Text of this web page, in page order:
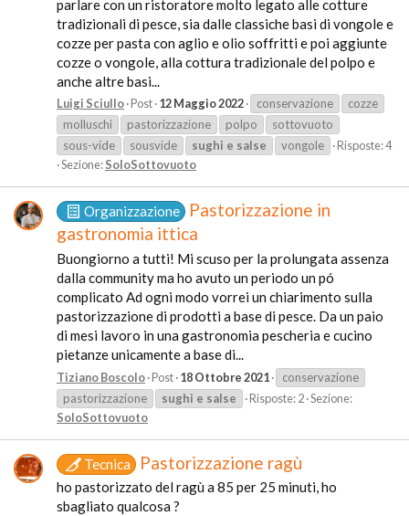
parlare con un ristoratore molto legato alle cotture
tradizionali di pesce, sia dalle classiche basi di vongole e
cozze per pasta con aglio e olio soffritti e poi aggiunte
cozze o vongole, alla cottura tradizionale del polpo e
anche altre basi...
Luigi Sciullo Post 12 Maggio 2022 conservazione
cozze
molluschi
pastorizzazione polpo
sottovuoto
sous-vide
sousvide sughi e salse vongole
Risposte: 4
Sezione:SoloSottovuoto
Organizzazione
Pastorizzazione in
gastronomia ittica
Buongiorno a tutti! Mi scuso per la prolungata assenza
dalla community ma ho avuto un periodo un pó
complicato Ad ogni modo vorrei un chiarimento sulla
pastorizzazione di prodotti a base di pesce. Da un paio
di mesi lavoro in una gastronomia pescheria e cucino
pietanze unicamente a base di...
Tiziano Boscolo Post 18 Ottobre 2021
conservazione
pastorizzazione
sughi e salse Risposte: 2 Sezione:
SoloSottovuoto
Tecnica Pastorizzazione ragù
ho pastorizzato del ragù a 85 per 25 minuti, ho
sbagliato qualcosa ?